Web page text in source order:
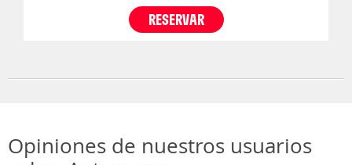
RESERVAR
Opiniones de nuestros usuarios